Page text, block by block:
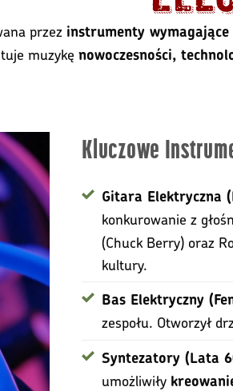
przez instrumenty wymagające
muzykę nowoczesności,
Kluczowe
Gitara Elektryczna
konkurowanie z
(Chuck Berry) oraz
kultury.
Bas Elektryczny
zespołu. Otworzył
Syntezatory (Lata
umożliwiły